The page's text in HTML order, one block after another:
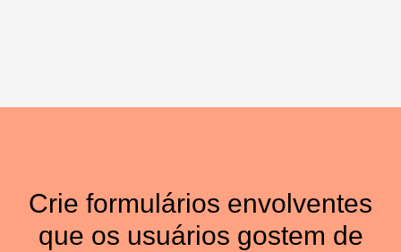
Crie formulários envolventes
que os usuários gostem de